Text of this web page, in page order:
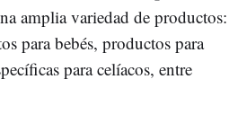
amplia variedad de productos:
para bebés, productos para
para celíacos, entre